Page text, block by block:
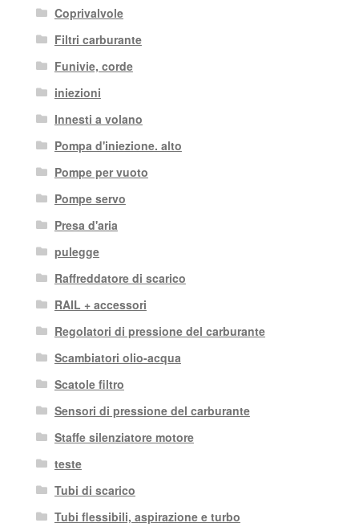
Coprivalvole
Filtri carburante
Funivie, corde
iniezioni
Innesti a volano
Pompa d'iniezione. alto
Pompe per vuoto
Pompe servo
Presa d'aria
pulegge
Raffreddatore di scarico
RAIL + accessori
Regolatori di pressione del carburante
Scambiatori olio-acqua
Scatole filtro
Sensori di pressione del carburante
Staffe silenziatore motore
teste
Tubi di scarico
Tubi flessibili, aspirazione e turbo